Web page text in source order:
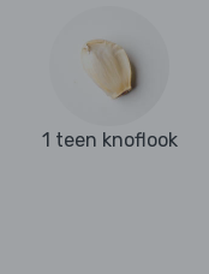
1 teen knoflook